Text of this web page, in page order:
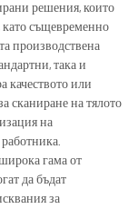
решения, които
като същевременно
производствена
така и
качеството или
сканиране на тялото
на
гама от
да бъдат
за